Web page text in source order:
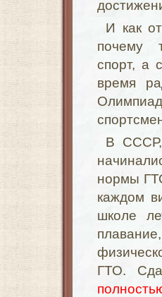
И как
почему
спорт, а
время
В СССР,
нормы
каждом
школе
ГТО.